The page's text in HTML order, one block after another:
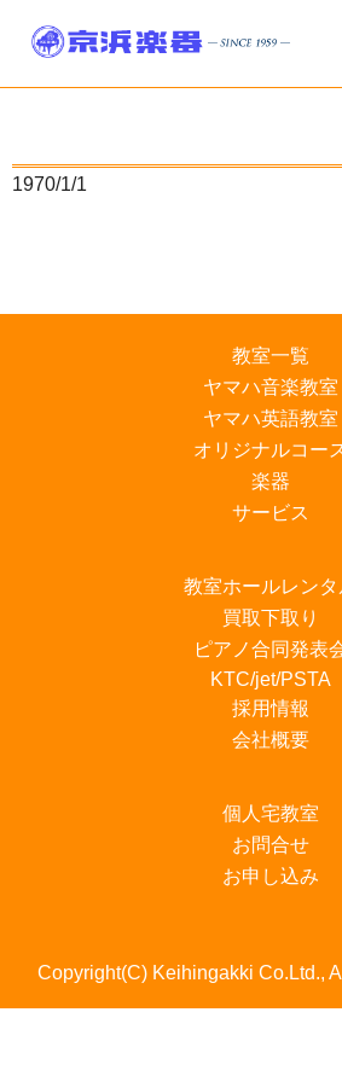
1970/1/1
教室一覧
ヤマハ音楽教室
ヤマハ英語教室
オリジナルコー
楽器
サービス
教室ホールレンタ
買取下取り
ピアノ合同発表
KTC/jet/PSTA
採用情報
会社概要
個人宅教室
お問合せ
お申し込み
Copyright(C) Keihingakki Co.Ltd.,